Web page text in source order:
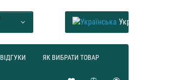
Українська
ВІДГУКИ ЯК ВИБРАТИ ТОВАР